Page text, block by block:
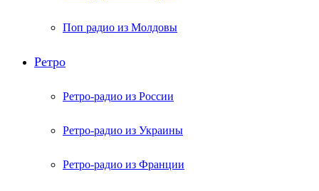
Поп радио из Молдовы
Ретро
Ретро-радио из России
Ретро-радио из Украины
Ретро-радио из Франции